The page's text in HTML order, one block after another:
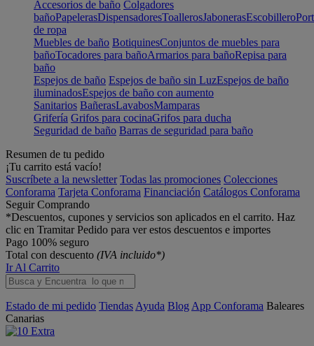
Accesorios de baño Colgadores
bañoPapelerasDispensadoresToallerosJabonerasEscobillero
de ropa
Muebles de baño BotiquinesConjuntos de muebles para
bañoTocadores para bañoArmarios para bañoRepisa para
baño
Espejos de baño Espejos de baño sin LuzEspejos de baño
iluminadosEspejos de baño con aumento
Sanitarios BañerasLavabosMamparas
Grifería Grifos para cocinaGrifos para ducha
Seguridad de baño Barras de seguridad para baño
Resumen de tu pedido
¡Tu carrito está vacío!
Suscríbete a la newsletter Todas las promociones Colecciones
Conforama Tarjeta Conforama Financiación Catálogos Conforama
Seguir Comprando
*Descuentos, cupones y servicios son aplicados en el carrito. Haz
clic en Tramitar Pedido para ver estos descuentos e importes
Pago 100% seguro
Total con descuento (IVA incluido*)
Ir Al Carrito
Estado de mi pedido Tiendas Ayuda Blog App Conforama Baleares
Canarias